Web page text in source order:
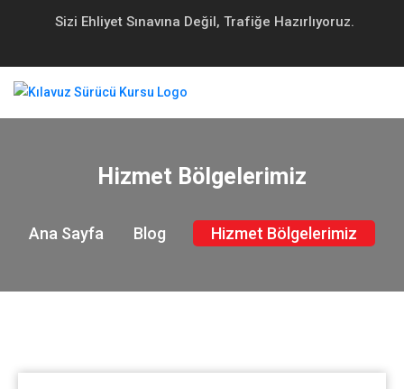
Sizi Ehliyet Sınavına Değil, Trafiğe Hazırlıyoruz.
Hizmet Bölgelerimiz
Ana Sayfa Blog Hizmet Bölgelerimiz